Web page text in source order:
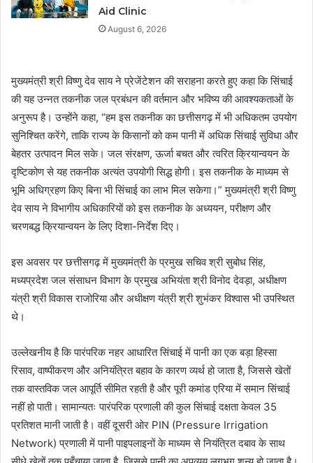
Aid Clinic
August 6, 2026
मुख्यमंत्री श्री विष्णु देव साय ने प्रेजेंटेशन की सराहना करते हुए कहा कि सिंचाई
की यह उन्नत तकनीक जल प्रबंधन की वर्तमान और भविष्य की आवश्यकताओं के
अनुरूप है। उन्होंने कहा, “हम इस तकनीक का छत्तीसगढ़ में भी अधिकतम उपयोग
सुनिश्चित करेंगे, ताकि राज्य के किसानों को कम पानी में अधिक सिंचाई सुविधा और
बेहतर उत्पादन मिल सके। जल संरक्षण, ऊर्जा बचत और त्वरित क्रियान्वयन के
दृष्टिकोण से यह तकनीक अत्यंत उपयोगी सिद्ध होगी। इस तकनीक के माध्यम से
भूमि अधिग्रहण किए बिना भी सिंचाई का लाभ मिल सकेगा।” मुख्यमंत्री श्री विष्णु
देव साय ने विभागीय अधिकारियों को इस तकनीक के अध्ययन, परीक्षण और
चरणबद्ध क्रियान्वयन के लिए दिशा-निर्देश दिए।
इस अवसर पर छत्तीसगढ़ में मुख्यमंत्री के प्रमुख सचिव श्री सुबोध सिंह,
मध्यप्रदेश जल संसाधन विभाग के प्रमुख अभियंता श्री विनोद देवड़ा, अधीक्षण
यंत्री श्री विकास राजोरिया और अधीक्षण यंत्री श्री शुभंकर विश्वास भी उपस्थित
थे।
उल्लेखनीय है कि पारंपरिक नहर आधारित सिंचाई में पानी का एक बड़ा हिस्सा
रिसाव, वाष्पीकरण और अनियंत्रित बहाव के कारण व्यर्थ हो जाता है, जिससे खेतों
तक वास्तविक जल आपूर्ति सीमित रहती है और पूरी कमांड एरिया में समान सिंचाई
नहीं हो पाती। सामान्यतः पारंपरिक प्रणाली की कुल सिंचाई दक्षता केवल 35
प्रतिशत मानी जाती है। वहीं दूसरी ओर PIN (Pressure Irrigation
Network) प्रणाली में पानी पाइपलाइनों के माध्यम से नियंत्रित दबाव के साथ